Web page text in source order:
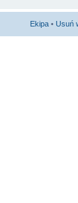
Ekipa • Usuń